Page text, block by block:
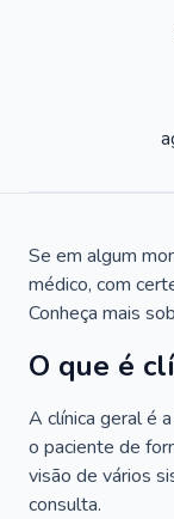
Se em algum
médico, com
Conheça mais
O que é
A clínica geral é
o paciente de
visão de vários
consulta.